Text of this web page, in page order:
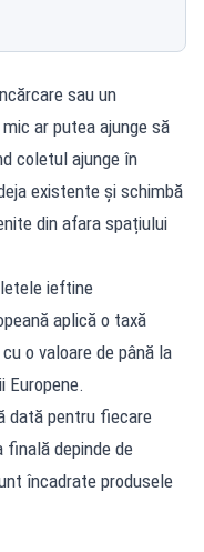
sau un
ar putea ajunge să
coletul ajunge în
existente și schimbă
din afara spațiului
ieftine
aplică o taxă
o valoare de până la
Europene.
dată pentru fiecare
depinde de
încadrate produsele